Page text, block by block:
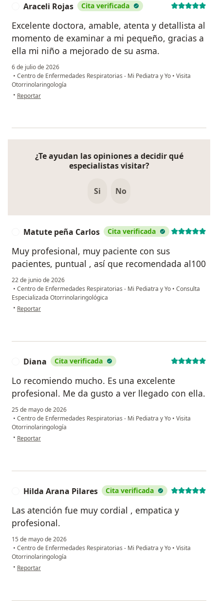
Araceli Rojas Cita verificada
Excelente doctora, amable, atenta y detallista al
momento de examinar a mi pequeño, gracias a
ella mi niño a mejorado de su asma.
6 de julio de 2026
• Centro de Enfermedades Respiratorias - Mi Pediatra y Yo • Visita
Otorrinolaringología
• en opinión del usuario Araceli Rojas
Reportar
¿Te ayudan las opiniones a decidir qué
especialistas visitar?
Si No
Matute peña Carlos Cita verificada
Muy profesional, muy paciente con sus
pacientes, puntual , así que recomendada al100
22 de junio de 2026
• Centro de Enfermedades Respiratorias - Mi Pediatra y Yo • Consulta
Especializada Otorrinolaringológica
• en opinión del usuario Matute peña Carlos
Reportar
Diana Cita verificada
Lo recomiendo mucho. Es una excelente
profesional. Me da gusto a ver llegado con ella.
25 de mayo de 2026
• Centro de Enfermedades Respiratorias - Mi Pediatra y Yo • Visita
Otorrinolaringología
• en opinión del usuario Diana
Reportar
Hilda Arana Pilares Cita verificada
Las atención fue muy cordial , empatica y
profesional.
15 de mayo de 2026
• Centro de Enfermedades Respiratorias - Mi Pediatra y Yo • Visita
Otorrinolaringología
• en opinión del usuario Hilda Arana Pilares
Reportar